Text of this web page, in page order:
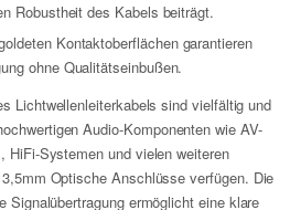
Robustheit des Kabels beiträgt.
Kontaktoberflächen garantieren
ohne Qualitätseinbußen.
Lichtwellenleiterkabels sind vielfältig und
Audio-Komponenten wie AV-
HiFi-Systemen und vielen weiteren
Optische Anschlüsse verfügen. Die
Signalübertragung ermöglicht eine klare